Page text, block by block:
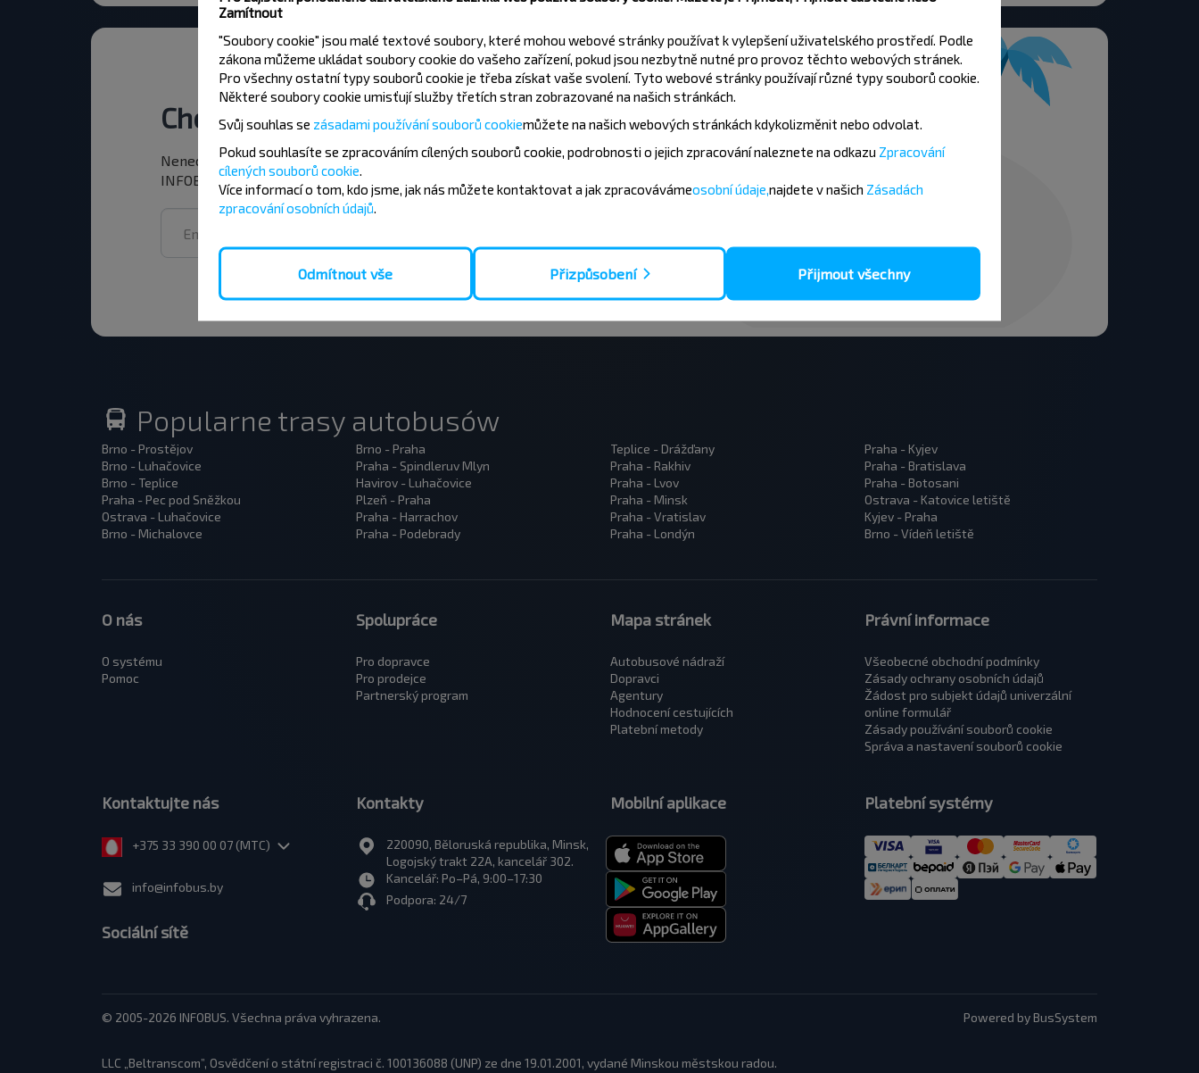
Chcete cestovat levněji?
Nenechte si ujít akce, slevy a další zajímavé nabídky od společnosti
INFOBUS. Přihlaste se k odběru novinek a cestujte s námi levněji!
Popularne trasy autobusów
Brno - Prostějov
Brno - Luhačovice
Brno - Teplice
Praha - Pec pod Sněžkou
Ostrava - Luhačovice
Brno - Michalovce
Brno - Praha
Praha - Spindleruv Mlyn
Havirov - Luhačovice
Plzeň - Praha
Praha - Harrachov
Praha - Podebrady
Teplice - Drážďany
Praha - Rakhiv
Praha - Lvov
Praha - Minsk
Praha - Vratislav
Praha - Londýn
Praha - Kyjev
Praha - Bratislava
Praha - Botosani
Ostrava - Katovice letiště
Kyjev - Praha
Brno - Vídeň letiště
O nás
O systému
Pomoc
Spolupráce
Pro dopravce
Pro prodejce
Partnerský program
Mapa stránek
Autobusové nádraží
Dopravci
Agentury
Hodnocení cestujících
Platební metody
Právní informace
Všeobecné obchodní podmínky
Zásady ochrany osobních údajů
Žádost pro subjekt údajů univerzální
оnline formulář
Zásady používání souborů cookie
Správa a nastavení souborů cookie
Kontaktujte nás
+375 33 390 00 07 (МТС)
info@infobus.by
Sociální sítě
Kontakty
220090, Běloruská republika, Minsk,
Logojský trakt 22A, kancelář 302.
Kancelář: Po–Pá, 9:00–17:30
Podpora: 24/7
Mobilní aplikace Platební systémy
© 2005-2026 INFOBUS. Všechna práva vyhrazena. Powered by BusSystem
LLC „Beltranscom”, Osvědčení o státní registraci č. 100136088 (UNP) ze dne 19.01.2001, vydané Minskou městskou radou.
Zamítnout
"Soubory cookie" jsou malé textové soubory, které mohou webové stránky používat k vylepšení uživatelského prostředí. Podle
zákona můžeme ukládat soubory cookie do vašeho zařízení, pokud jsou nezbytně nutné pro provoz těchto webových stránek.
Pro všechny ostatní typy souborů cookie je třeba získat vaše svolení. Tyto webové stránky používají různé typy souborů cookie.
Některé soubory cookie umisťují služby třetích stran zobrazované na našich stránkách.
Svůj souhlas se zásadami používání souborů cookiemůžete na našich webových stránkách kdykolizměnit nebo odvolat.
Pokud souhlasíte se zpracováním cílených souborů cookie, podrobnosti o jejich zpracování naleznete na odkazu Zpracování
cílených souborů cookie
Více informací o tom, kdo jsme, jak nás můžete kontaktovat a jak zpracovávámeosobní údaje, najdete v našich Zásadách
zpracování osobních údajů
Odmítnout vše Přizpůsobení Přijmout všechny